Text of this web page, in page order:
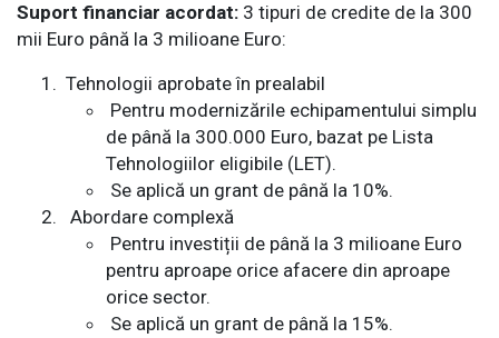
Suport financiar acordat: 3 tipuri de credite de la 300
mii Euro până la 3 milioane Euro:
Tehnologii aprobate în prealabil
Pentru modernizările echipamentului simplu
de până la 300.000 Euro, bazat pe Lista
Tehnologiilor eligibile (LET).
Se aplică un grant de până la 10%.
Abordare complexă
Pentru investiții de până la 3 milioane Euro
pentru aproape orice afacere din aproape
orice sector.
Se aplică un grant de până la 15%.